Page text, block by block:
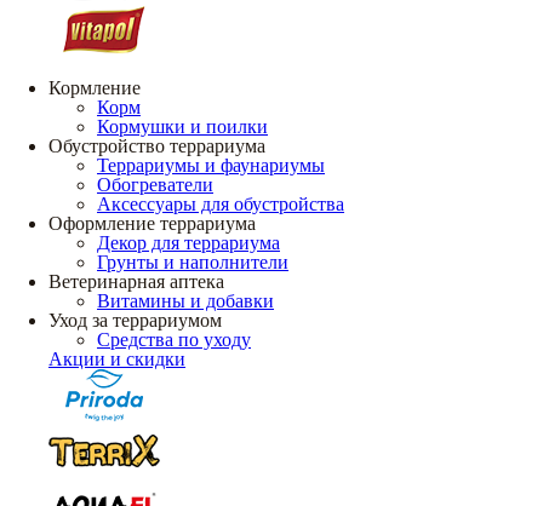
Кормление
Корм
Кормушки и поилки
Обустройство террариума
Террариумы и фаунариумы
Обогреватели
Аксессуары для обустройства
Оформление террариума
Декор для террариума
Грунты и наполнители
Ветеринарная аптека
Витамины и добавки
Уход за террариумом
Средства по уходу
Акции и скидки